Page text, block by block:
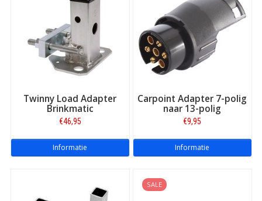
Twinny Load Adapter
Brinkmatic
€46,95
Informatie
Carpoint Adapter 7-polig
naar 13-polig
€9,95
Informatie
SALE